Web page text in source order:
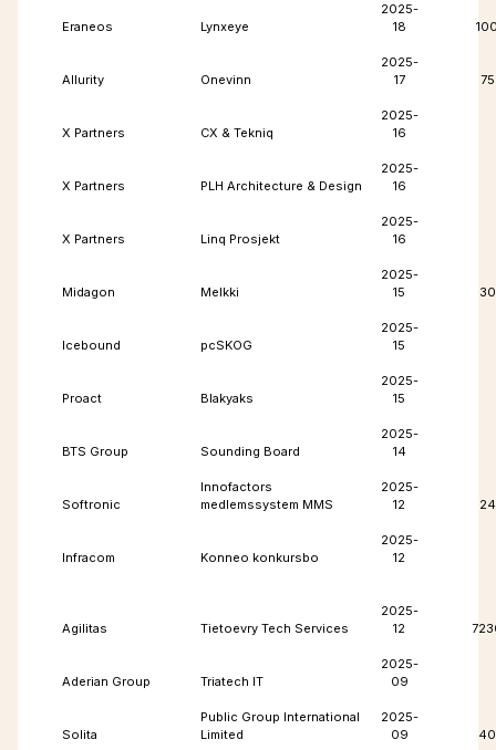
Eraneos Lynxeye
2025-
18
Allurity Onevinn
2025-
17
75
X Partners CX & Tekniq
2025-
16
X Partners PLH Architecture & Design
2025-
16
X Partners Linq Prosjekt
2025-
16
Midagon Melkki
2025-
15
30
Icebound pcSKOG
2025-
15
Proact Blakyaks
2025-
15
BTS Group Sounding Board
2025-
14
Softronic
Innofactors
medlemssystem MMS
2025-
12
24
Infracom Konneo konkursbo
2025-
12
Agilitas Tietoevry Tech Services
2025-
12
Aderian Group Triatech IT
2025-
09
Solita
Public Group International
Limited
2025-
09
40